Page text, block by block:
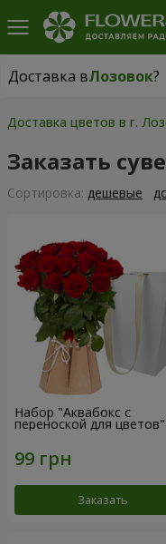
Доставка вЛозовок?
Доставка вЛозовок|
Доставка цветов в г.
Заказать
Cортировка: дешевые
Набор "Аквабокс с
переноской для цветов"
Заказать